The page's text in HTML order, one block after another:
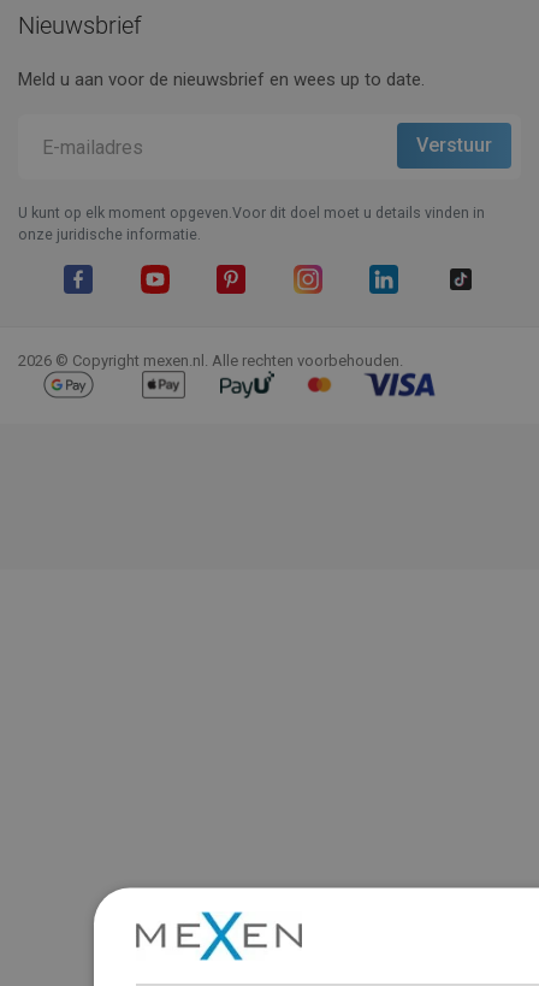
Nieuwsbrief
Meld u aan voor de nieuwsbrief en wees up to date.
U kunt op elk moment opgeven.Voor dit doel moet u details vinden in
onze juridische informatie.
2026 © Copyright mexen.nl. Alle rechten voorbehouden.